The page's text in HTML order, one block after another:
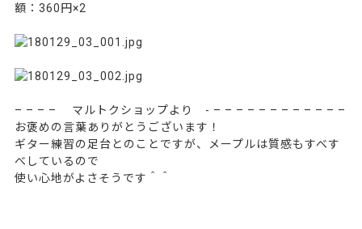
額：360円×2
– – – – マルトクショップより - – – – – – – – – – – – –
お褒めの言葉ありがとうございます！
ギター練習の足台とのことですが、メープルは質感もすべす
べしているので
使い心地がよさそうです＾＾